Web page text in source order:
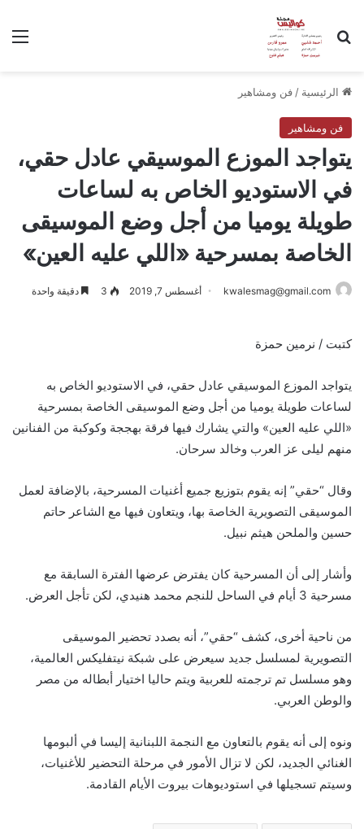
بحث عن
الرئيسية / فن ومشاهير
فن ومشاهير
يتواجد الموزع الموسيقي عادل حقي،
في الاستوديو الخاص به لساعات
طويلة يوميا من أجل وضع الموسيقى
الخاصة بمسرحية «اللي عليه العين»
kwalesmag@gmail.com أغسطس 7, 2019 3 دقيقة واحدة
كتبت / نرمين حمزة
يتواجد الموزع الموسيقي عادل حقي، في الاستوديو الخاص به
لساعات طويلة يوميا من أجل وضع الموسيقى الخاصة بمسرحية
«اللي عليه العين» والتي يشارك فيها فرقة بهججة وكوكبة من الفنانين
منهم ليلى عز العرب وخالد سرحان.
وقال “حقي” إنه يقوم بتوزيع جميع أغنيات المسرحية، بالإضافة لعمل
الموسيقى التصويرية الخاصة بها، ويتعاون فيها مع الشاعر حاتم
حسين والملحن هيثم نبيل.
وأشار إلى أن المسرحية كان يفترض عرضها الفترة السابقة مع
مسرحية 3 أيام في الساحل للنجم محمد هنيدي، لكن تأجل العرض.
من ناحية أخرى، كشف “حقي”، أنه بصدد تحضير الموسيقى
التصويرية لمسلسل جديد سيعرض على شبكة نيتفليكس العالمية،
وهو مسلسل تم ترجمته للعربية ويتم حاليا اختيار أبطاله من مصر
والوطن العربي.
ونوه إلى أنه يقوم بالتعاون مع النجمة اللبنانية إليسا في ألبومها
الغنائي الجديد، لكن لا تزال الأمور في مرحلة التحضير للأغنيات،
وسيتم تسجيلها في استوديوهات بيروت الأيام القادمة.